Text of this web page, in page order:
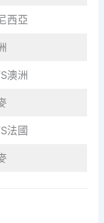
西亞
澳洲
法國